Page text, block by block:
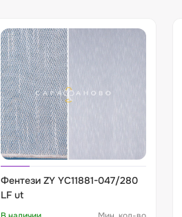
Фентези ZY YC11881-047/280
LF ut